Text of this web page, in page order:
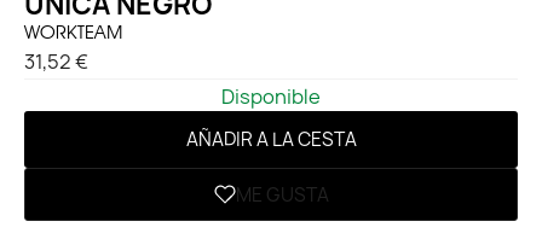
WORKTEAM
31,52 €
Disponible
AÑADIR A LA CESTA
ME GUSTA